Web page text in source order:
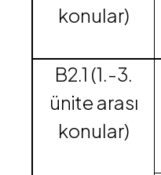
konular)
B2.1 (1.-3.
ünite arası
konular)